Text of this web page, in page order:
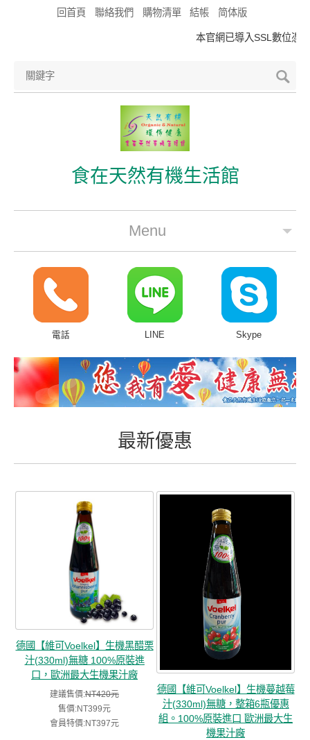
回首頁 聯絡我們 購物清單 結帳 简体版
本官網已導入SSL數位憑證
食在天然有機生活館
Menu
公司簡介
最新優惠
商品分類&線上購買
常見問題
客戶付費回傳
電話 LINE Skype
最新優惠
德國【維可Voelkel】生機黑醋栗
汁(330ml)無糖 100%原裝進
口，歐洲最大生機果汁廠
建議售價:NT420元
售價:NT399元
會員特價:NT397元
德國【維可Voelkel】生機蔓越莓
汁(330ml)無糖，整箱6瓶優惠
組。100%原裝進口 歐洲最大生
機果汁廠